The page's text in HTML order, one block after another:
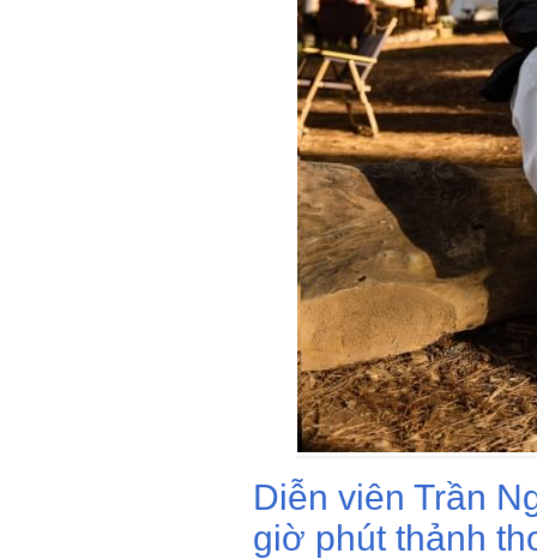
Diễn viên Trần
giờ phút thảnh